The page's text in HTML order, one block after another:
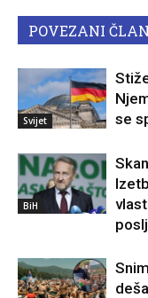
POVEZANI
Svijet
se
BiH